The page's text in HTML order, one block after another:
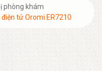
phòng khám
điện tử Oromi ER7210